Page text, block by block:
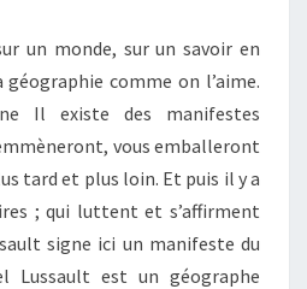
LA
LUTTE
DES
PLACES
un monde, sur un savoir en
comme on l’aime.
Il existe des manifestes
vous emballeront
tard et plus loin. Et puis il y a
; qui luttent et s’affirment
signe ici un manifeste du
Lussault est un géographe